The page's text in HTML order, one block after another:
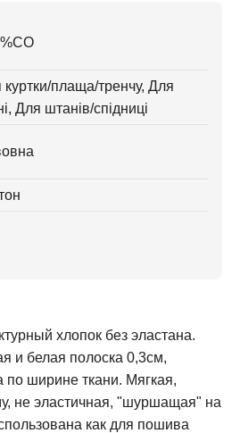
куртки/плаща/тренчу, Для
Для штанів/спідниці
хлопок без эластана.
и белая полоска 0,3см,
по ширине ткани. Мягкая,
не эластичная, "шуршащая" на
как для пошива